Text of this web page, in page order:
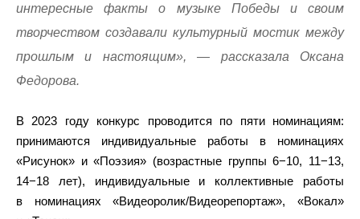
интересные факты о музыке Победы и своим
творчеством создавали культурный мостик между
прошлым и настоящим», — рассказала Оксана
Федорова.
В 2023 году конкурс проводится по пяти номинациям:
принимаются индивидуальные работы в номинациях
«Рисунок» и «Поэзия» (возрастные группы 6−10, 11−13,
14−18 лет), индивидуальные и коллективные работы
в номинациях «Видеоролик/Видеорепортаж», «Вокал»